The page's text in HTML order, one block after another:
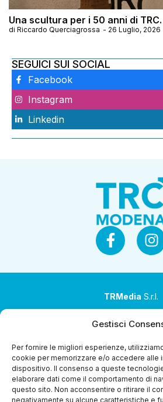
Gestisci
Per fornire le migliori esperienze,
cookie per memorizzare e/o accedere alle
dispositivo. Il consenso a queste
elaborare dati come il comportamento di
questo sito. Non acconsentire o ritirare il
negativamente su alcune caratteristiche e
Una scultura per i 50 anni di TRC.
di Riccardo Querciagrossa - 26 Luglio, 2026
SEGUICI SUI SOCIAL
Facebook
Instagram
Linkedin
TRMedia S.r.l.
coordinamento da parte di Coop
Sede legale: via Ragazzi del ’99 nr.
(RE)